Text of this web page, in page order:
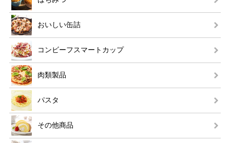
おいしい缶詰
コンビーフスマートカップ
肉類製品
パスタ
その他商品